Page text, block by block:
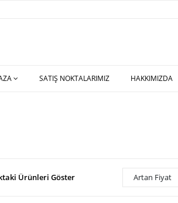
SATIŞ NOKTALARIMIZ HAKKIMIZDA
Ürünleri Göster Artan Fiyat